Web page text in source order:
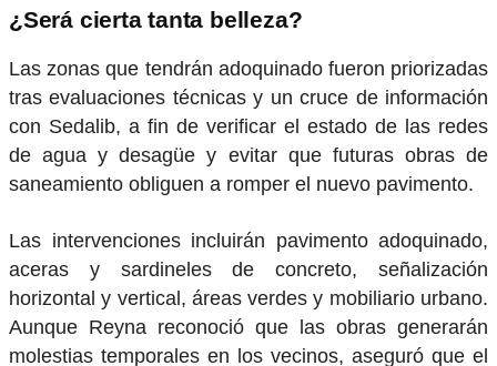
¿Será cierta tanta belleza?
Las zonas que tendrán adoquinado fueron priorizadas
tras evaluaciones técnicas y un cruce de información
con Sedalib, a fin de verificar el estado de las redes
de agua y desagüe y evitar que futuras obras de
saneamiento obliguen a romper el nuevo pavimento.
Las intervenciones incluirán pavimento adoquinado,
aceras y sardineles de concreto, señalización
horizontal y vertical, áreas verdes y mobiliario urbano.
Aunque Reyna reconoció que las obras generarán
molestias temporales en los vecinos, aseguró que el